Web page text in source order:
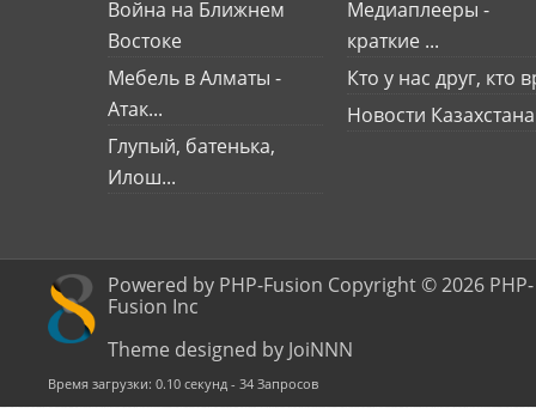
Война на Ближнем
Востоке
Мебель в Алматы -
Атак...
Глупый, батенька,
Илош...
Медиаплееры -
краткие ...
Кто у нас друг, кто
Новости Казахстана
Powered by PHP-Fusion Copyright © 2026 PHP-
Fusion Inc
Theme designed by JoiNNN
Время загрузки: 0.10 секунд - 34 Запросов